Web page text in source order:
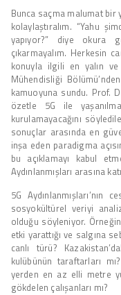
Bunca saçma malumat bir
kolaylaştıralım. “Yahu
yapıyor?” diye okura
çıkarmayalım. Herkesin
konuyla ilgili en yalın
Mühendisliği
kamuoyuna sundu. Prof.
özetle 5G ile
kurulamayacağını
sonuçlar arasında en
inşa eden paradigma
bu açıklamayı kabul
Aydınlanmışları arasına
5G
sosyokültürel veriyi
olduğu söyleniyor.
etki yarattığı ve salgına
canlı türü?
kulübünün taraftarları
yerden en az elli metre
gökdelen çalışanları mı?